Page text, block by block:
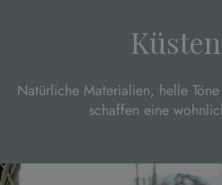
Natürliche Materialien, helle
schaffen eine